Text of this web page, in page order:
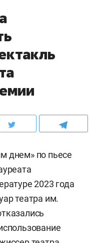
днем» по пьесе
2023 года
театра им.